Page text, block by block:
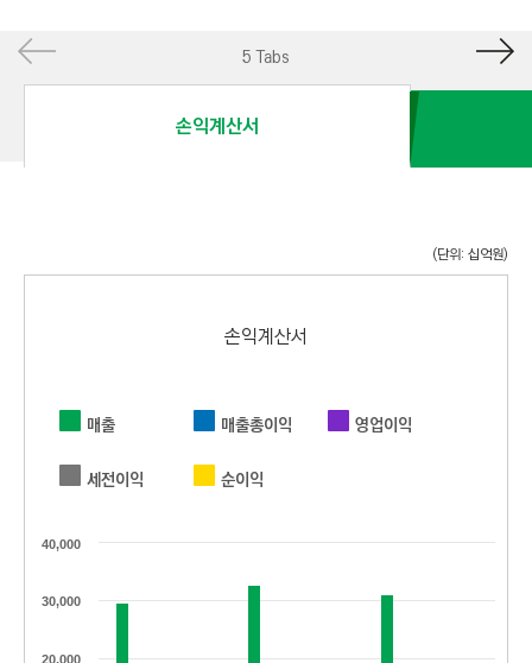
I
N
G
N
5 Tabs
손익계산서
(단위: 십억원)
손익계산서
매출 매출총이익 영업이익
세전이익 순이익
20,000
30,000
40,000